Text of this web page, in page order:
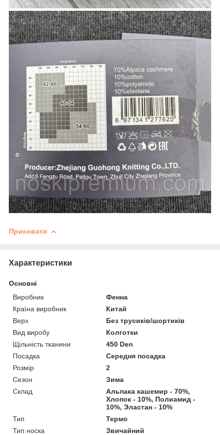
Приховати
Характеристики
Основні
Виробник
Фенна
Країна виробник
Китай
Верх
Без трусиків/шортиків
Вид виробу
Колготки
Щільність тканини
450 Den
Посадка
Середня посадка
Розмір
2
Сезон
Зима
Склад
Альпака кашемир - 70%,
Хлопок - 10%, Полиамид -
10%, Эластан - 10%
Тип
Термо
Тип носка
Звичайний